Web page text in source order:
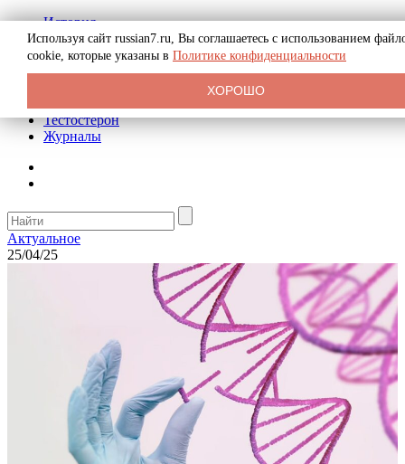
История
Биография
Криминал
Реклама на сайте
Тестостерон
Журналы
Актуальное
25/04/25
Используя сайт russian7.ru, Вы соглашаетесь с использованием
cookie, которые указаны в Политике конфиденциальности
ХОРОШО